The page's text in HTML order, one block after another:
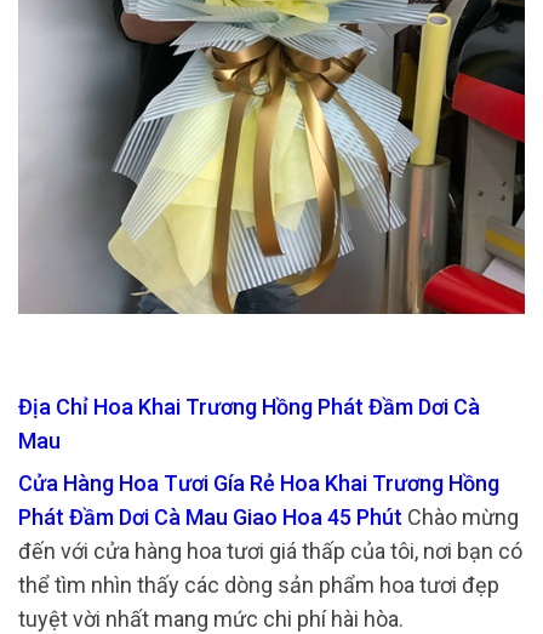
Địa Chỉ Hoa Khai Trương Hồng Phát Đầm Dơi Cà
Mau
Cửa Hàng Hoa Tươi Gía Rẻ Hoa Khai Trương Hồng
Phát Đầm Dơi Cà Mau Giao Hoa 45 Phút Chào mừng
đến với cửa hàng hoa tươi giá thấp của tôi, nơi bạn có
thể tìm nhìn thấy các dòng sản phẩm hoa tươi đẹp
tuyệt vời nhất mang mức chi phí hài hòa.